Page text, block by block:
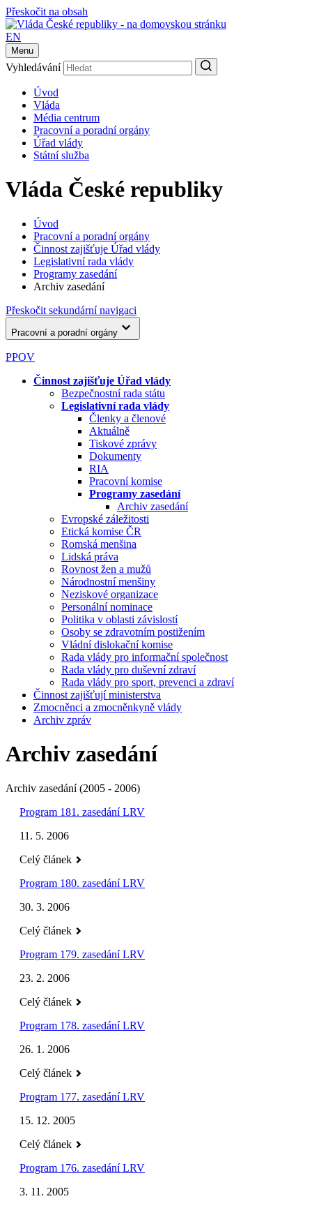
Přeskočit na obsah
EN
Menu
Vyhledávání
Úvod
Vláda
Média centrum
Pracovní a poradní orgány
Úřad vlády
Státní služba
Vláda České republiky
Úvod
Pracovní a poradní orgány
Činnost zajišťuje Úřad vlády
Legislativní rada vlády
Programy zasedání
Archiv zasedání
Přeskočit sekundární navigaci
Pracovní a poradní orgány
PPOV
Činnost zajišťuje Úřad vlády
Bezpečnostní rada státu
Legislativní rada vlády
Členky a členové
Aktuálně
Tiskové zprávy
Dokumenty
RIA
Pracovní komise
Programy zasedání
Archiv zasedání
Evropské záležitosti
Etická komise ČR
Romská menšina
Lidská práva
Rovnost žen a mužů
Národnostní menšiny
Neziskové organizace
Personální nominace
Politika v oblasti závislostí
Osoby se zdravotním postižením
Vládní dislokační komise
Rada vlády pro informační společnost
Rada vlády pro duševní zdraví
Rada vlády pro sport, prevenci a zdraví
Činnost zajišťují ministerstva
Zmocněnci a zmocněnkyně vlády
Archiv zpráv
Archiv zasedání
Archiv zasedání (2005 - 2006)
Program 181. zasedání LRV
11. 5. 2006
Celý článek
Program 180. zasedání LRV
30. 3. 2006
Celý článek
Program 179. zasedání LRV
23. 2. 2006
Celý článek
Program 178. zasedání LRV
26. 1. 2006
Celý článek
Program 177. zasedání LRV
15. 12. 2005
Celý článek
Program 176. zasedání LRV
3. 11. 2005